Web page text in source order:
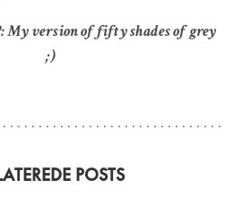
My version of fifty shades of grey
;)
POSTS